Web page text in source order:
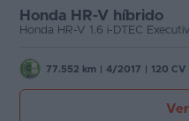
Honda HR-V híbrido
77.552 km 4/2017 120 CV